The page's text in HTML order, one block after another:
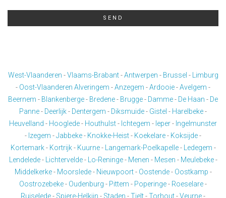
SEND
be
left
blank
West-Vlaanderen -Vlaams-Brabant-Antwerpen - Brussel - Limburg
- Oost-Vlaanderen Alveringem -Anzegem -Ardooie-Avelgem -
Beernem - Blankenberge- Bredene- Brugge- Damme- De Haan - De
Panne- Deerlijk- Dentergem - Diksmuide- Gistel - Harelbeke-
Heuvelland - Hooglede- Houthulst- Ichtegem - Ieper- Ingelmunster
- Izegem -Jabbeke- Knokke-Heist- Koekelare- Koksijde-
Kortemark- Kortrijk- Kuurne- Langemark-Poelkapelle- Ledegem -
Lendelede- Lichtervelde- Lo-Reninge- Menen - Mesen - Meulebeke-
Middelkerke- Moorslede- Nieuwpoort- Oostende- Oostkamp -
Oostrozebeke- Oudenburg - Pittem - Poperinge- Roeselare-
Ruiselede- Spiere-Helkijn - Staden -Tielt-Torhout-Veurne-